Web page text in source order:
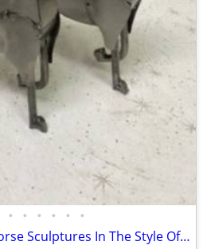
• • • • • •
Pair Of Vintage Metal Horse Sculptures In The Style Of Manuel Felguére